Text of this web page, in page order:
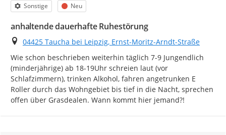
Kategorie
Sonstige Status
Neu
anhaltende dauerhafte Ruhestörung
Ort
04425 Taucha bei Leipzig, Ernst-Moritz-Arndt-Straße
Wie schon beschrieben weiterhin täglich 7-9 Jungendlich
(minderjährige) ab 18-19Uhr schreien laut (vor
Schlafzimmern), trinken Alkohol, fahren angetrunken E
Roller durch das Wohngebiet bis tief in die Nacht, sprechen
offen über Grasdealen. Wann kommt hier jemand?!